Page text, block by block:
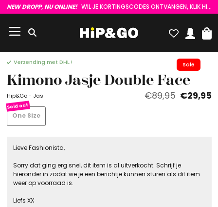
NEW DROPP, NU ONLINE! WIL JE KORTINGSCODES ONTVANGEN, KLIK HIER :)
Sale
Verzending met DHL !
Kimono Jasje Double Face
Hip&Go - Jas €89,95 €29,95
One Size
Lieve Fashionista,
Sorry dat ging erg snel, dit item is al uitverkocht. Schrijf je
hieronder in zodat we je een berichtje kunnen sturen als dit item
weer op voorraad is.
Liefs XX